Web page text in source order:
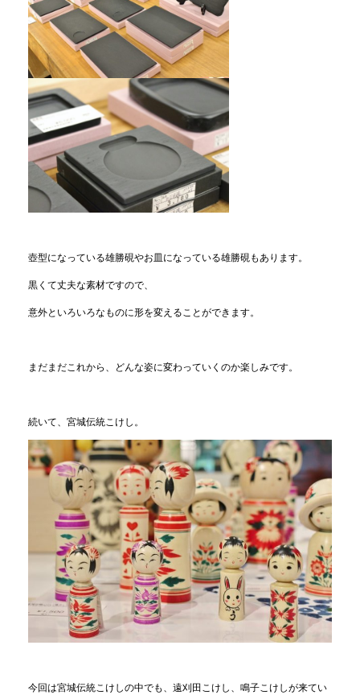
壺型になっている雄勝硯やお皿になっている雄勝硯もあります。
黒くて丈夫な素材ですので、
意外といろいろなものに形を変えることができます。
まだまだこれから、どんな姿に変わっていくのか楽しみです。
続いて、宮城伝統こけし。
今回は宮城伝統こけしの中でも、遠刈田こけし、鳴子こけしが来てい